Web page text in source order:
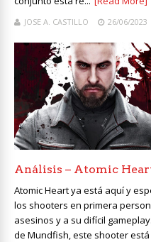
JOSE A. CASTILLO 26/06/2023
Análisis – Atomic
Atomic Heart ya está aquí y
los shooters en primera
asesinos y a su difícil
de Mundfish, este shooter